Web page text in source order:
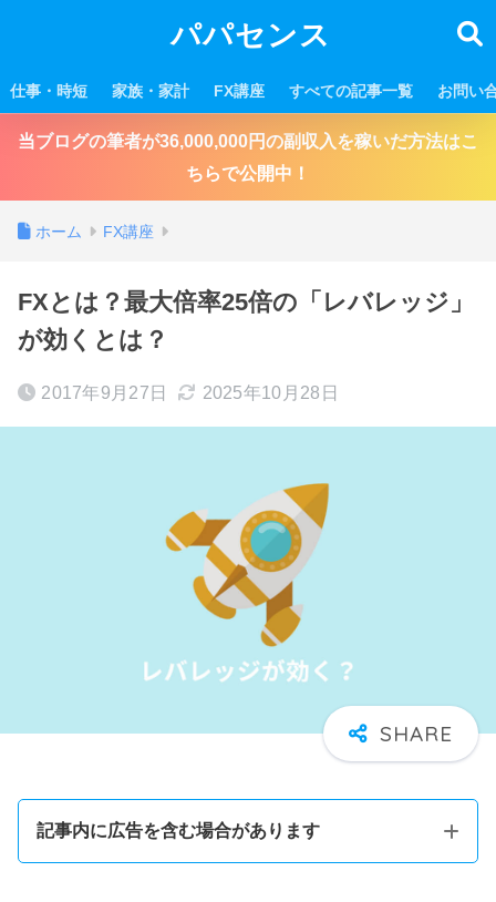
パパセンス
仕事・時短 家族・家計 FX講座 すべての記事一覧 お問い
当ブログの筆者が36,000,000円の副収入を稼いだ方法はこ
ちらで公開中！
ホーム FX講座
FXとは？最大倍率25倍の「レバレッジ」
が効くとは？
2017年9月27日 2025年10月28日
記事内に広告を含む場合があります